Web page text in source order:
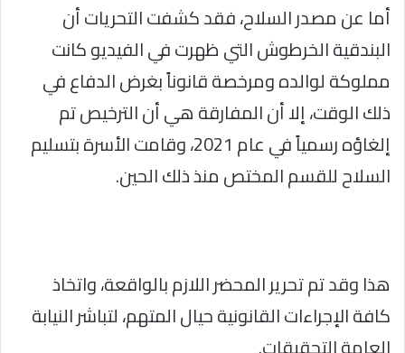
أما عن مصدر السلاح، فقد كشفت التحريات أن
البندقية الخرطوش التي ظهرت في الفيديو كانت
مملوكة لوالده ومرخصة قانوناً بغرض الدفاع في
ذلك الوقت، إلا أن المفارقة هي أن الترخيص تم
إلغاؤه رسمياً في عام 2021، وقامت الأسرة بتسليم
السلاح للقسم المختص منذ ذلك الحين.
هذا وقد تم تحرير المحضر اللازم بالواقعة، واتخاذ
كافة الإجراءات القانونية حيال المتهم، لتباشر النيابة